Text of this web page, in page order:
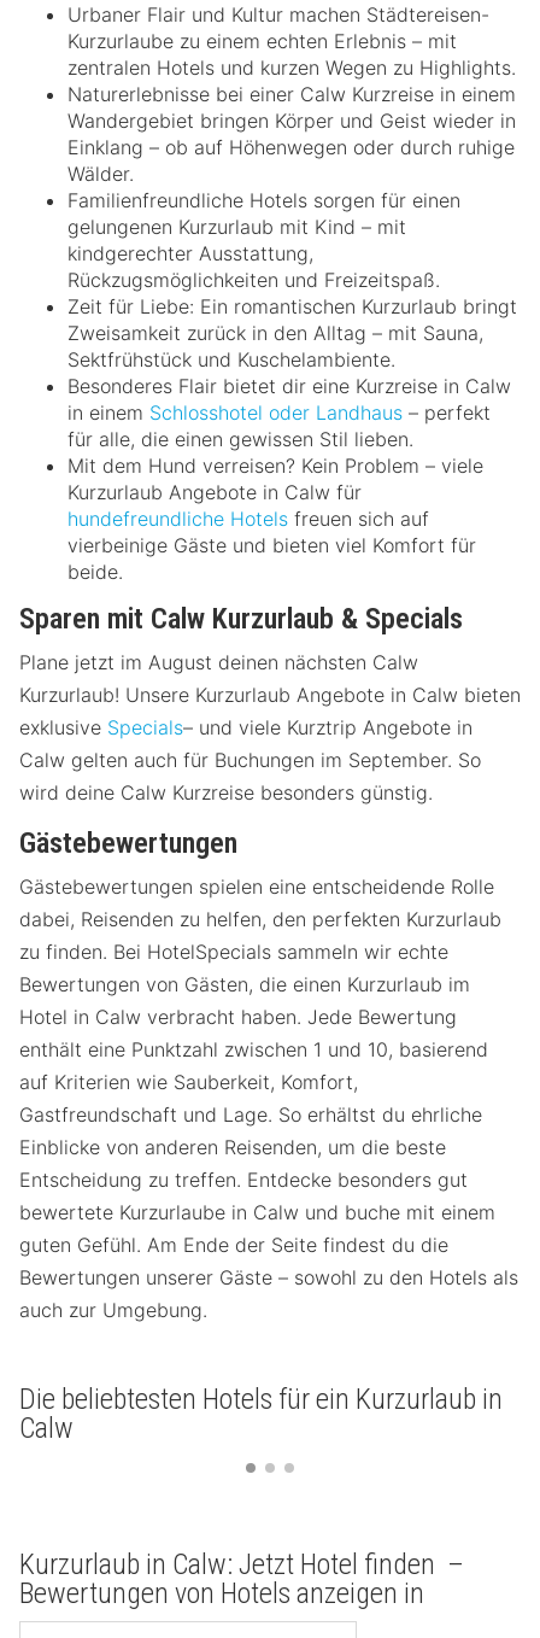
Urbaner Flair und Kultur machen Städtereisen-
Kurzurlaube zu einem echten Erlebnis – mit
zentralen Hotels und kurzen Wegen zu Highlights.
Naturerlebnisse bei einer Calw Kurzreise in einem
Wandergebiet bringen Körper und Geist wieder in
Einklang – ob auf Höhenwegen oder durch ruhige
Wälder.
Familienfreundliche Hotels sorgen für einen
gelungenen Kurzurlaub mit Kind – mit
kindgerechter Ausstattung,
Rückzugsmöglichkeiten und Freizeitspaß.
Zeit für Liebe: Ein romantischen Kurzurlaub bringt
Zweisamkeit zurück in den Alltag – mit Sauna,
Sektfrühstück und Kuschelambiente.
Besonderes Flair bietet dir eine Kurzreise in Calw
in einem Schlosshotel oder Landhaus – perfekt
für alle, die einen gewissen Stil lieben.
Mit dem Hund verreisen? Kein Problem – viele
Kurzurlaub Angebote in Calw für
hundefreundliche Hotels freuen sich auf
vierbeinige Gäste und bieten viel Komfort für
beide.
Sparen mit Calw Kurzurlaub & Specials
Plane jetzt im August deinen nächsten Calw
Kurzurlaub! Unsere Kurzurlaub Angebote in Calw bieten
exklusive Specials– und viele Kurztrip Angebote in
Calw gelten auch für Buchungen im September. So
wird deine Calw Kurzreise besonders günstig.
Gästebewertungen
Gästebewertungen spielen eine entscheidende Rolle
dabei, Reisenden zu helfen, den perfekten Kurzurlaub
zu finden. Bei HotelSpecials sammeln wir echte
Bewertungen von Gästen, die einen Kurzurlaub im
Hotel in Calw verbracht haben. Jede Bewertung
enthält eine Punktzahl zwischen 1 und 10, basierend
auf Kriterien wie Sauberkeit, Komfort,
Gastfreundschaft und Lage. So erhältst du ehrliche
Einblicke von anderen Reisenden, um die beste
Entscheidung zu treffen. Entdecke besonders gut
bewertete Kurzurlaube in Calw und buche mit einem
guten Gefühl. Am Ende der Seite findest du die
Bewertungen unserer Gäste – sowohl zu den Hotels als
auch zur Umgebung.
Die beliebtesten Hotels für ein Kurzurlaub in
Calw
Kurzurlaub in Calw: Jetzt Hotel finden –
Bewertungen von Hotels anzeigen in